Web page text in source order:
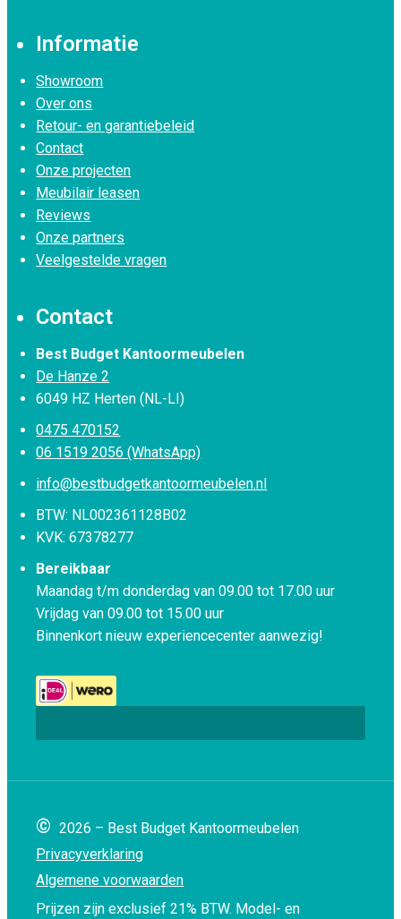
Informatie
Showroom
Over ons
Retour- en garantiebeleid
Contact
Onze projecten
Meubilair leasen
Reviews
Onze partners
Veelgestelde vragen
Contact
Best Budget Kantoormeubelen
De Hanze 2
6049 HZ Herten (NL-LI)
0475 470152
06 1519 2056 (WhatsApp)
info@bestbudgetkantoormeubelen.nl
BTW: NL002361128B02
KVK: 67378277
Bereikbaar
Maandag t/m donderdag van 09.00 tot 17.00 uur
Vrijdag van 09.00 tot 15.00 uur
Binnenkort nieuw experiencecenter aanwezig!
© 2026 – Best Budget Kantoormeubelen
Privacyverklaring
Algemene voorwaarden
Prijzen zijn exclusief 21% BTW. Model- en